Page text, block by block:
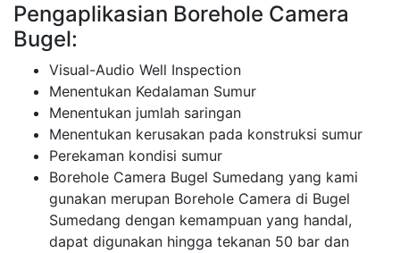
Pengaplikasian Borehole Camera
Bugel:
Visual-Audio Well Inspection
Menentukan Kedalaman Sumur
Menentukan jumlah saringan
Menentukan kerusakan pada konstruksi sumur
Perekaman kondisi sumur
Borehole Camera Bugel Sumedang yang kami
gunakan merupan Borehole Camera di Bugel
Sumedang dengan kemampuan yang handal,
dapat digunakan hingga tekanan 50 bar dan